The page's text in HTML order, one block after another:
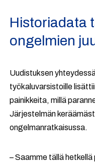
Historiadata
ongelmien
Uudistuksen
työkaluvarsistoille
painikkeita, millä
Järjestelmän
ongelmanratkaisussa.
– Saamme tällä